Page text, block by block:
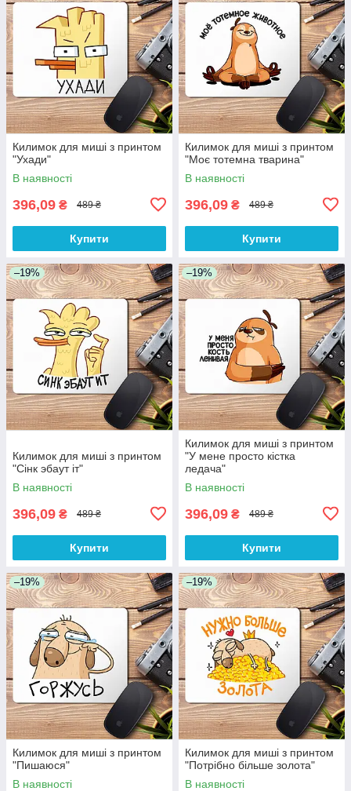
Килимок для миші з принтом
"Ухади"
В наявності
396,09 ₴ 489 ₴
Купити
Килимок для миші з принтом
"Моє тотемна тварина"
В наявності
396,09 ₴ 489 ₴
Купити
–19%
Килимок для миші з принтом
"Сінк эбаут іт"
В наявності
396,09 ₴ 489 ₴
Купити
–19%
Килимок для миші з принтом
"У мене просто кістка
ледача"
В наявності
396,09 ₴ 489 ₴
Купити
–19%
Килимок для миші з принтом
"Пишаюся"
В наявності
–19%
Килимок для миші з принтом
"Потрібно більше золота"
В наявності